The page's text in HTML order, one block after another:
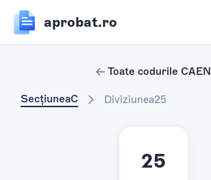
aprobat.ro
Toate codurile CAEN
SecțiuneaC Diviziunea25
25